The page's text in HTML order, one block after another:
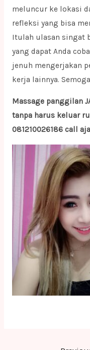
meluncur ke lokasi
refleksi yang bisa
Itulah ulasan singat
yang dapat Anda
jenuh mengerjakan
kerja lainnya.
Massage panggilan
tanpa harus keluar
081210026186 call aja